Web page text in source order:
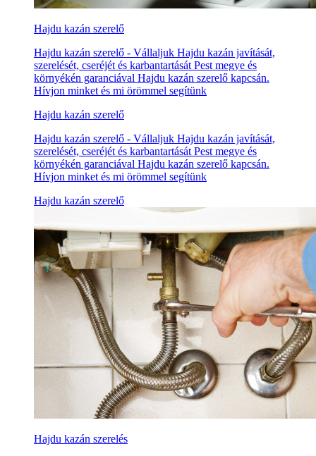
Hajdu kazán szerelő
Hajdu kazán szerelő - Vállaljuk Hajdu kazán javítását,
szerelését, cseréjét és karbantartását Pest megye és
környékén garanciával Hajdu kazán szerelő kapcsán.
Hívjon minket és mi örömmel segítünk
Hajdu kazán szerelő
Hajdu kazán szerelő - Vállaljuk Hajdu kazán javítását,
szerelését, cseréjét és karbantartását Pest megye és
környékén garanciával Hajdu kazán szerelő kapcsán.
Hívjon minket és mi örömmel segítünk
Hajdu kazán szerelő
Hajdu kazán szerelés